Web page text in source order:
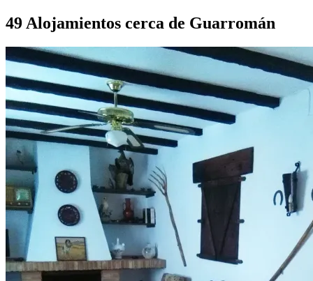
49 Alojamientos cerca de Guarromán